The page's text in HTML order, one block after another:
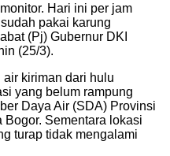
Hari ini per jam
pakai karung
(Pj) Gubernur DKI
(25/3).
air kiriman dari hulu
yang belum rampung
Daya Air (SDA) Provinsi
Bogor. Sementara lokasi
turap tidak mengalami